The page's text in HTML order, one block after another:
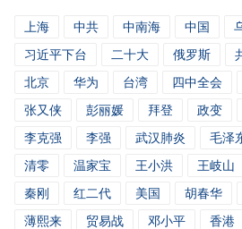
上海 中共 中南海 中国
习近平下台
二十大 俄罗斯
北京
华为 台湾 四中全会
张又侠
彭丽媛 拜登 政变
李克强
李强 武汉肺炎 毛泽
清零
温家宝 王小洪 王岐山
秦刚
红二代 美国 胡春华
薄熙来
贸易战 邓小平 香港